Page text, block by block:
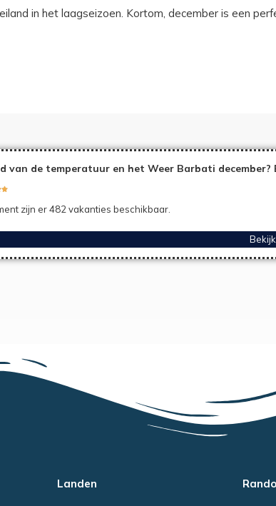
in het laagseizoen. Kortom, december is een
van de temperatuur en het Weer Barbati december?

zijn er 482 vakanties beschikbaar.
Landen